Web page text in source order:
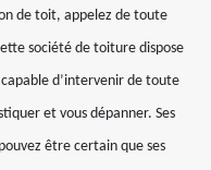
de toit, appelez de toute
société de toiture dispose
d’intervenir de toute
et vous dépanner. Ses
être certain que ses